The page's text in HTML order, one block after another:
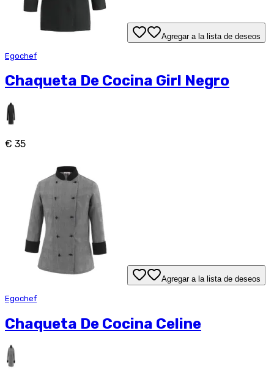
Agregar a la lista de deseos
Egochef
Chaqueta De Cocina Girl Negro
€ 35
Agregar a la lista de deseos
Egochef
Chaqueta De Cocina Celine